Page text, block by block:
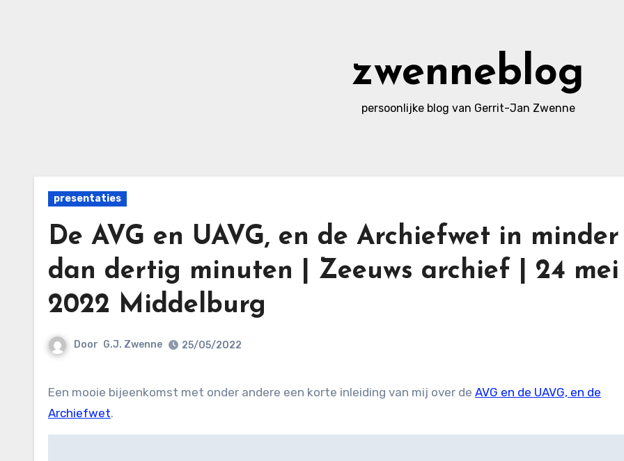
zwenneblog
persoonlijke blog van Gerrit-Jan Zwenne
presentaties
De AVG en UAVG, en de Archiefwet in minder
dan dertig minuten | Zeeuws archief | 24 mei
2022 Middelburg
Door G.J. Zwenne 25/05/2022
Een mooie bijeenkomst met onder andere een korte inleiding van mij over de AVG en de UAVG, en de
Archiefwet.